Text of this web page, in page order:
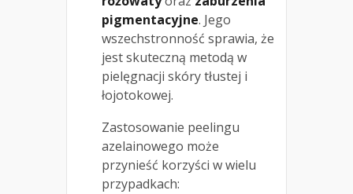
pigmentacyjne. Jego
wszechstronność sprawia, że
jest skuteczną metodą w
pielęgnacji skóry tłustej i
łojotokowej.
Zastosowanie peelingu
azelainowego może
przynieść korzyści w wielu
przypadkach: